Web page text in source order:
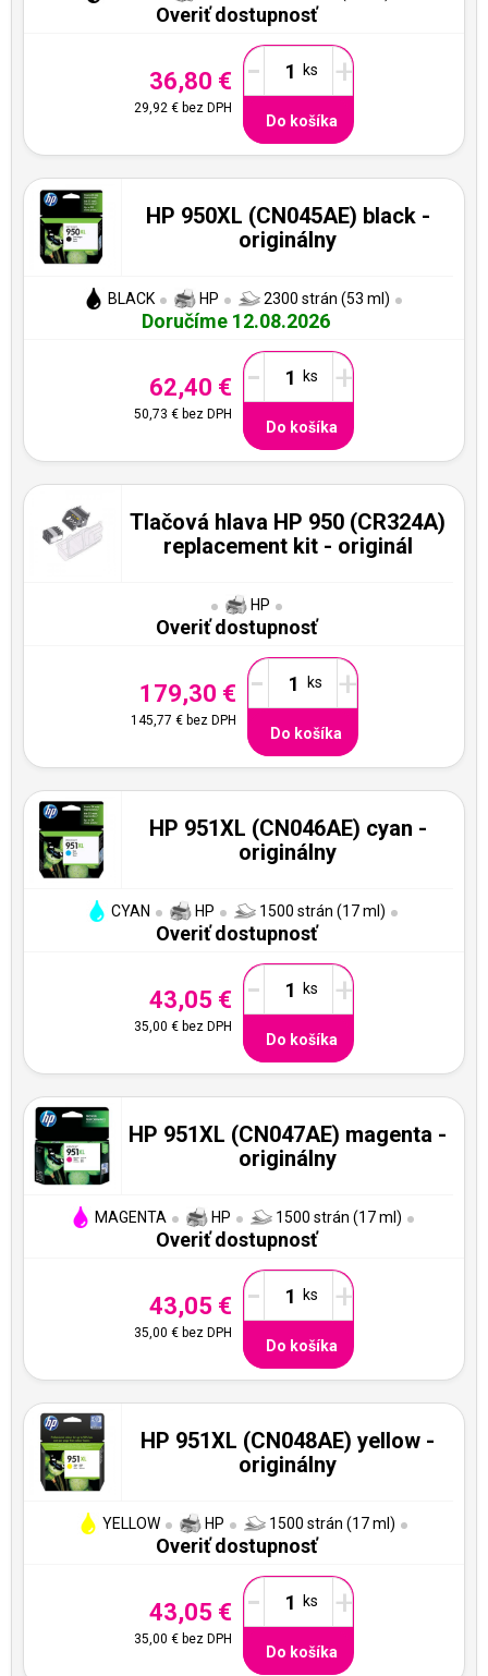
Overiť dostupnosť
36,80 €
29,92 € bez DPH
- +
Do košíka
HP 950XL (CN045AE) black -
originálny
BLACK HP 2300 strán (53 ml)
Doručíme 12.08.2026
62,40 €
50,73 € bez DPH
- +
Do košíka
Tlačová hlava HP 950 (CR324A)
replacement kit - originál
HP
Overiť dostupnosť
179,30 €
145,77 €bez DPH
- +
Do košíka
HP 951XL (CN046AE) cyan -
originálny
CYAN HP 1500 strán (17 ml)
Overiť dostupnosť
43,05 €
35,00 € bez DPH
- +
Do košíka
HP 951XL (CN047AE) magenta -
originálny
MAGENTA HP 1500 strán (17 ml)
Overiť dostupnosť
43,05 €
35,00 € bez DPH
- +
Do košíka
HP 951XL (CN048AE) yellow -
originálny
YELLOW HP 1500 strán (17 ml)
Overiť dostupnosť
43,05 €
35,00 € bez DPH
- +
Do košíka